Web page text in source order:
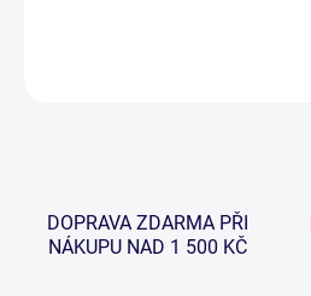
DOPRAVA ZDARMA PŘI
NÁKUPU NAD 1 500 KČ